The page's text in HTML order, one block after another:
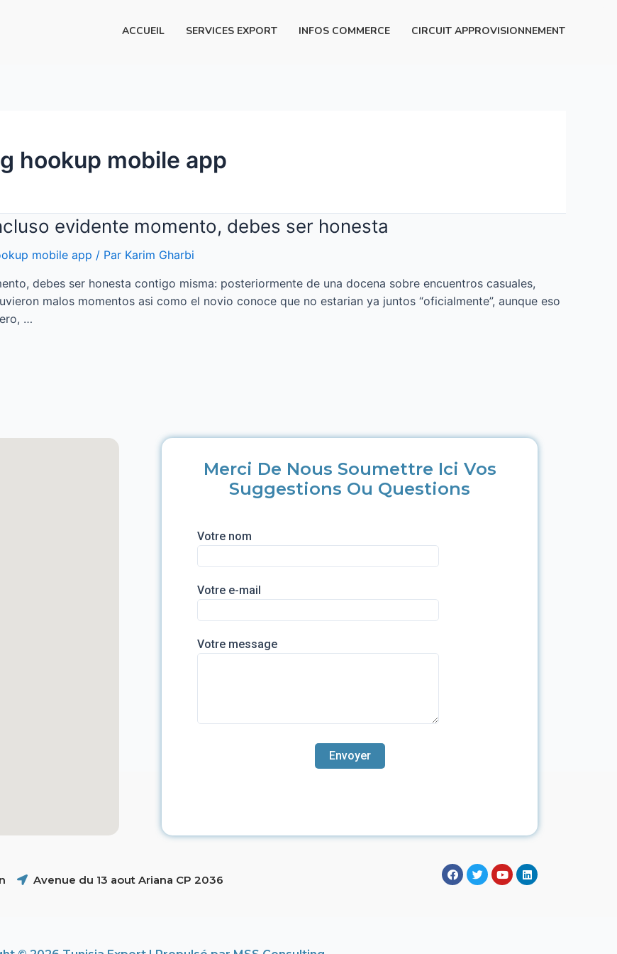
ACCUEIL SERVICES EXPORT INFOS COMMERCE CIRCUIT APPROVISIONNEMENT
hookup mobile app
evidente momento, debes ser honesta
mobile app / Par Karim Gharbi
debes ser honesta contigo misma: posteriormente de una docena sobre encuentros casuales,
malos momentos asi­ como el novio conoce que no estarian ya juntos “oficialmente”, aunque eso
…
Merci De Nous Soumettre Ici Vos
Suggestions Ou Questions
Votre nom
Votre e-mail
Votre message
Avenue du 13 aout Ariana CP 2036